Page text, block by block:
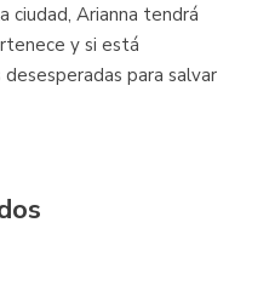
ciudad, Arianna tendrá
y si está
para salvar